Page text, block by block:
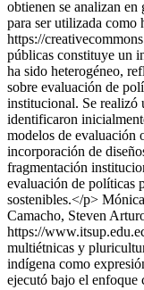
obtienen se analizan
para ser utilizada como
https://
públicas constituye un
ha sido heterogéneo,
sobre evaluación de
institucional. Se realizó
identificaron
modelos de evaluación
incorporación de
fragmentación
evaluación de políticas
sostenibles.</p>
Camacho, Steven
https://
multiétnicas y
indígena como
ejecutó bajo el enfoque